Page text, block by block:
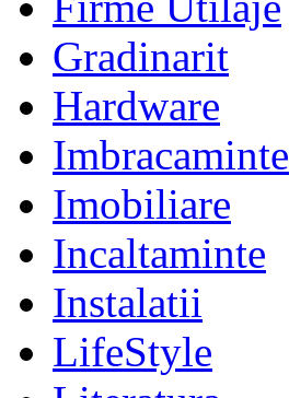
Gradinarit
Hardware
Imbracaminte
Imobiliare
Incaltaminte
Instalatii
LifeStyle